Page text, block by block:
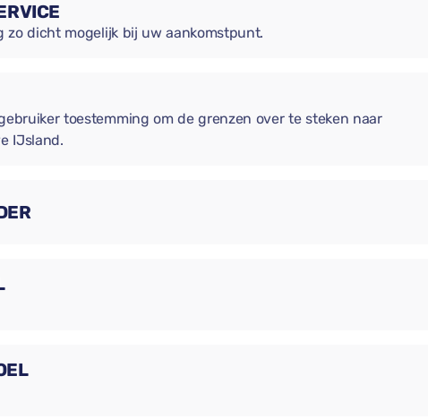
zo dicht mogelijk bij uw aankomstpunt.
toestemming om de grenzen over te steken naar
IJsland.